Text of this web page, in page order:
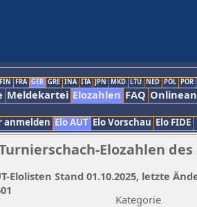
FIN FRA GER GRE INA ITA JPN MKD LTU NED POL POR
Meldekartei Elozahlen FAQ
anmelden Elo AUT Elo Vorschau Elo FIDE
Elozahlen des
Kategorie
Elolisten Stand 01.10.2025, letzte